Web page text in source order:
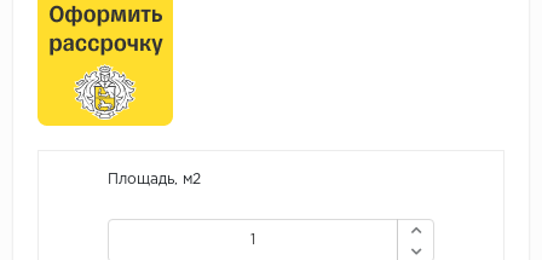
Площадь, м2